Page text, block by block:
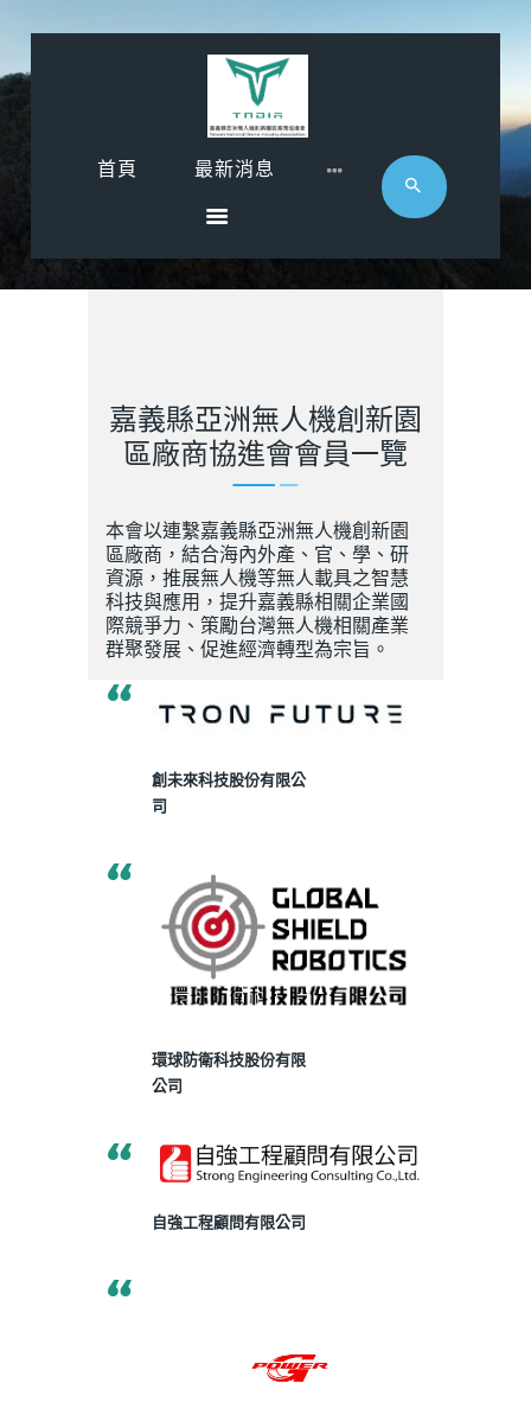
首頁 最新消息
首頁
影音專區
近期活動
協會廠商
嘉義縣亞洲無人機創新園
區廠商協進會會員一覽
本會以連繫嘉義縣亞洲無人機創新園
區廠商，結合海內外產、官、學、研
資源，推展無人機等無人載具之智慧
科技與應用，提升嘉義縣相關企業國
際競爭力、策勵台灣無人機相關產業
群聚發展、促進經濟轉型為宗旨。
創未來科技股份有限公
司
環球防衛科技股份有限
公司
自強工程顧問有限公司